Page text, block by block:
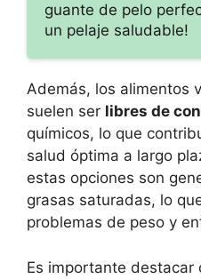
guante de pelo
un pelaje saludable!
Además, los alimentos
suelen ser libres de
químicos, lo que
salud óptima a largo
estas opciones son
grasas saturadas, lo
problemas de peso y
Es importante destacar